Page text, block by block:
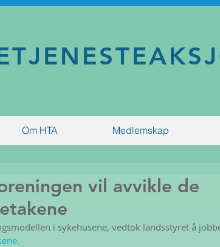
Om HTA Medlemskap
vil avvikle de
i sykehusene, vedtok landsstyret å